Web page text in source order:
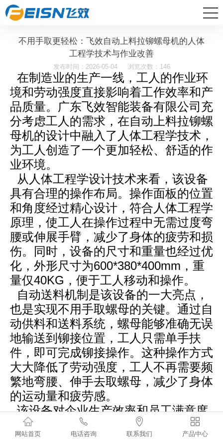
不用手取更轻松：飞效自动上料拉铆螺母机的人体
工程学技术与作业改善
发布时间：2026-05-04 浏览次数：146
在制造业的生产一线，工人的作业环
境和劳动强度直接影响着工作效率和产
品质量。广东飞效智能装备有限公司充
分考虑工人的需求，在自动上料拉铆螺
母机的设计中融入了人体工程学技术，
为工人创造了一个更加轻松、舒适的作
业环境。
从人体工程学设计技术来看，该设备
具有合理的操作布局。操作面板的位置
和角度经过精心设计，符合人体工程学
原理，使工人在操作过程中无需过度弯
腰或伸展手臂，减少了身体的疲劳和损
伤。同时，设备的尺寸和重量也经过优
化，外形尺寸为600*380*400mm，重
量仅40KG，便于工人移动和操作。
自动送料机制是该设备的一大亮点，
也是实现不用手取螺母的关键。通过自
动供料和送料系统，螺母能够准确无误
地输送到铆接位置，工人只需单手扶
件，即可完成铆接操作。这种操作方式
大大降低了劳动强度，工人不再需要频
繁地弯腰、伸手去取螺母，减少了身体
的运动量和疲劳感。
该设备对企业生产效率和员工满意度
有着积极的影响。在生产效率方面，由
于工人劳动强度降低，能够更加专注地

网站首页

电话咨询

联系我们

产品中心